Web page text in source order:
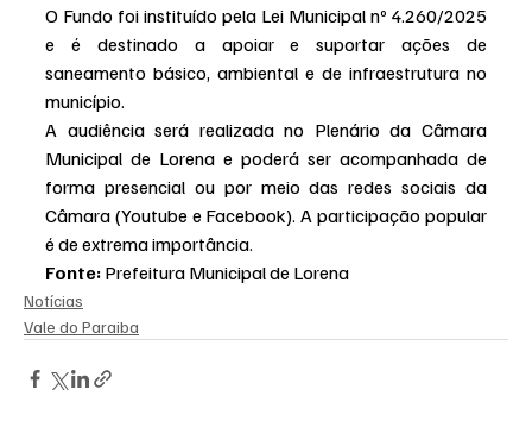
O Fundo foi instituído pela Lei Municipal nº 4.260/2025
e é destinado a apoiar e suportar ações de
saneamento básico, ambiental e de infraestrutura no
município.
A audiência será realizada no Plenário da Câmara
Municipal de Lorena e poderá ser acompanhada de
forma presencial ou por meio das redes sociais da
Câmara (Youtube e Facebook). A participação popular
é de extrema importância.
Fonte: Prefeitura Municipal de Lorena
Notícias
Vale do Paraiba